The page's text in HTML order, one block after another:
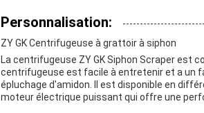
Personnalisation:
ZY GK Centrifugeuse à grattoir à siphon
La centrifugeuse ZY GK Siphon Scraper est
centrifugeuse est facile à entretenir et a un
épluchage d'amidon. Il est disponible en
moteur électrique puissant qui offre une